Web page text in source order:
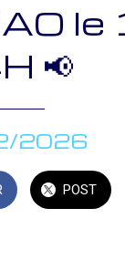
le
📢
2026
POST